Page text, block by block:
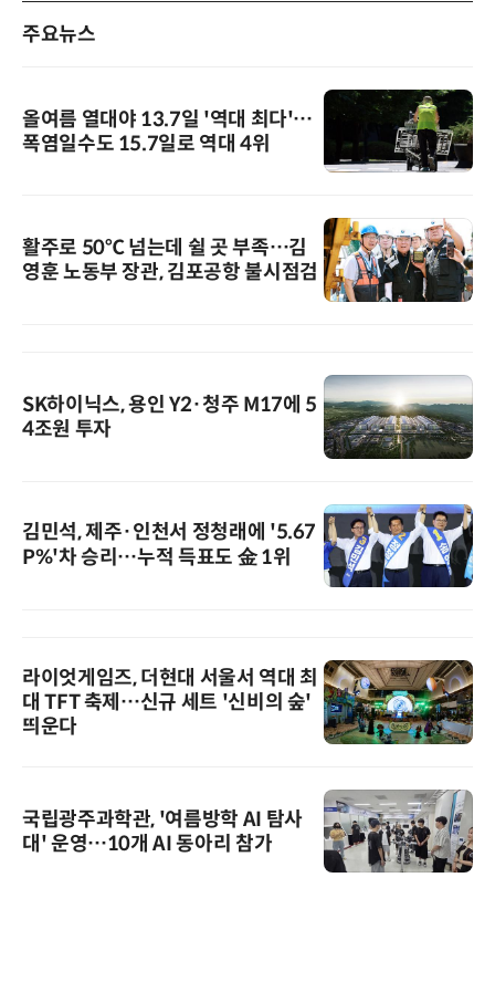
주요뉴스
올여름 열대야 13.7일 '역대 최다'…
폭염일수도 15.7일로 역대 4위
활주로 50℃ 넘는데 쉴 곳 부족…김
영훈 노동부 장관, 김포공항 불시점검
SK하이닉스, 용인 Y2·청주 M17에 5
4조원 투자
김민석, 제주·인천서 정청래에 '5.67
P%'차 승리…누적 득표도 金 1위
라이엇게임즈, 더현대 서울서 역대 최
대 TFT 축제…신규 세트 '신비의 숲'
띄운다
국립광주과학관, '여름방학 AI 탐사
대' 운영…10개 AI 동아리 참가